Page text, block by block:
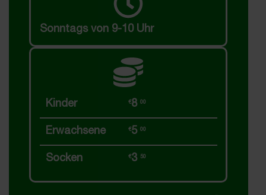
Sonntags von 9-10 Uhr
Kinder €800
Erwachsene €500
Socken €3 50